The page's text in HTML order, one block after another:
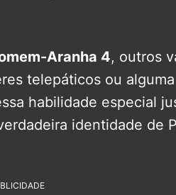
Aranha 4, outros
telepáticos ou
habilidade especial
identidade de